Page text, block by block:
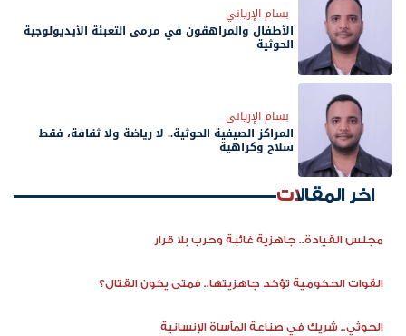
بسام الإرياني
الأطفال والمراهقون في مرمى التعبئة الأيديولوجية
الحوثية
بسام الإرياني
المراكز الصيفية الحوثية.. لا رياضة ولا ثقافة، فقط
سلاح وكراهية
اخر المقالات
مجلس القيادة.. جاهزية غائبة وحرب بلا قرار
القوات الحكومية تؤكد جاهزيتها.. فمتى يكون القتال؟
الحوثي.. شريك في صناعة المأساة الإنسانية